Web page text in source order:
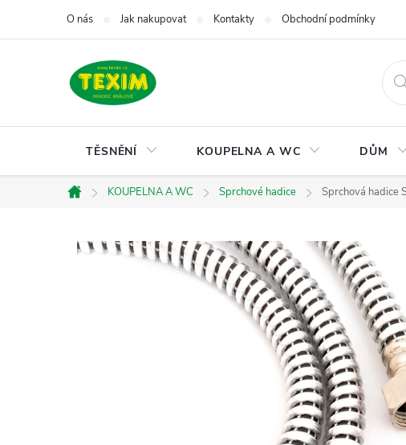
O nás Jak nakupovat Kontakty Obchodní podmínky
TĚSNĚNÍ KOUPELNA A WC DŮM
Domů
KOUPELNA A WC Sprchové hadice Sprchová hadice